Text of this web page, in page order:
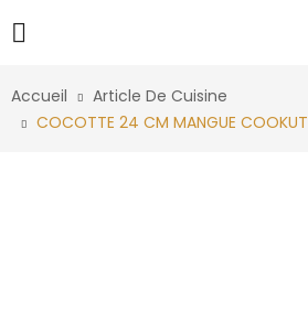
Accueil
Article De Cuisine
COCOTTE 24 CM MANGUE COOKUT